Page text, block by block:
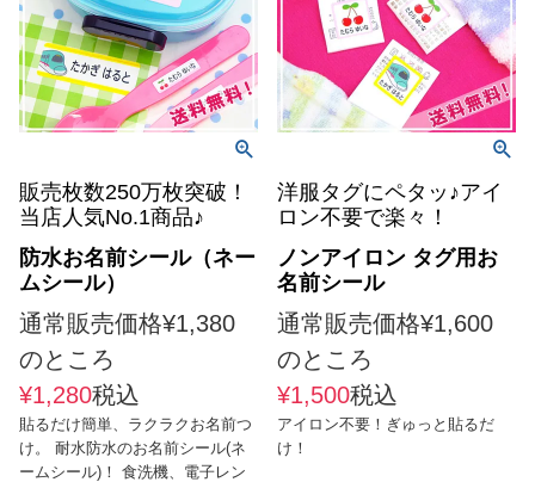
販売枚数250万枚突破！
当店人気No.1商品♪
防水お名前シール（ネー
ムシール）
通常販売価格¥1,380
のところ
¥1,280税込
貼るだけ簡単、ラクラクお名前つ
け。 耐水防水のお名前シール(ネ
ームシール)！ 食洗機、電子レン
洋服タグにペタッ♪アイ
ロン不要で楽々！
ノンアイロン タグ用お
名前シール
通常販売価格¥1,600
のところ
¥1,500税込
アイロン不要！ぎゅっと貼るだ
け！